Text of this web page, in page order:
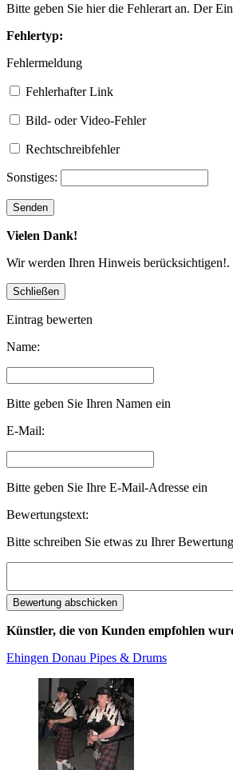
Bitte geben Sie hier die Fehlerart an. Der
Fehlertyp:
Fehlermeldung
Fehlerhafter Link
Bild- oder Video-Fehler
Rechtschreibfehler
Sonstiges:
Vielen Dank!
Wir werden Ihren Hinweis berücksichtigen!.
Eintrag bewerten
Name:
Bitte geben Sie Ihren Namen ein
E-Mail:
Bitte geben Sie Ihre E-Mail-Adresse ein
Bewertungstext:
Bitte schreiben Sie etwas zu Ihrer
Künstler, die von Kunden empfohlen
Ehingen Donau Pipes & Drums